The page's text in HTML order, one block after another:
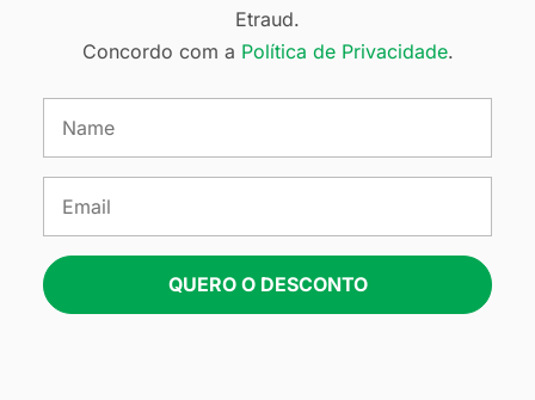
Etraud.
Concordo com a Política de Privacidade.
QUERO O DESCONTO